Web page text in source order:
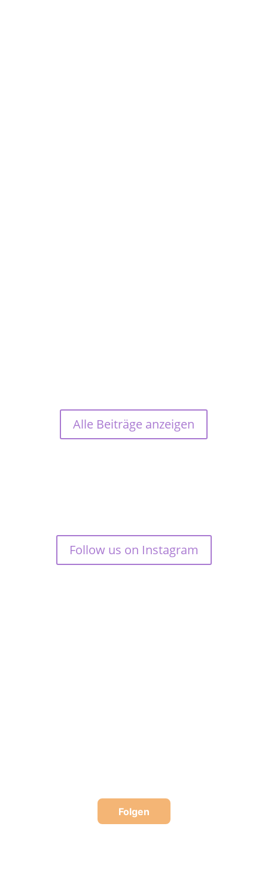
Alle Beiträge anzeigen
Follow us on Instagram